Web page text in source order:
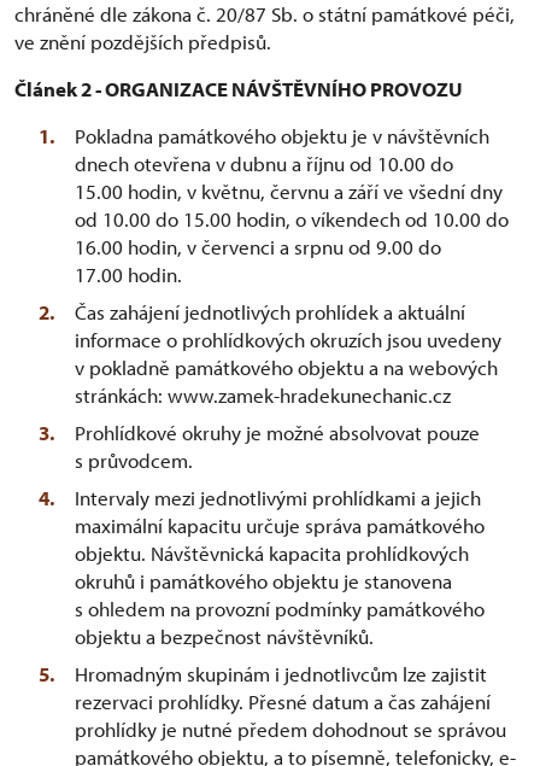
chráněné dle zákona č. 20/87 Sb. o státní památkové péči,
ve znění pozdějších předpisů.
Článek 2 - ORGANIZACE NÁVŠTĚVNÍHO PROVOZU
Pokladna památkového objektu je v návštěvních
dnech otevřena v dubnu a říjnu od 10.00 do
15.00 hodin, v květnu, červnu a září ve všední dny
od 10.00 do 15.00 hodin, o víkendech od 10.00 do
16.00 hodin, v červenci a srpnu od 9.00 do
17.00 hodin.
Čas zahájení jednotlivých prohlídek a aktuální
informace o prohlídkových okruzích jsou uvedeny
v pokladně památkového objektu a na webových
stránkách: www.zamek-hradekunechanic.cz
Prohlídkové okruhy je možné absolvovat pouze
s průvodcem.
Intervaly mezi jednotlivými prohlídkami a jejich
maximální kapacitu určuje správa památkového
objektu. Návštěvnická kapacita prohlídkových
okruhů i památkového objektu je stanovena
s ohledem na provozní podmínky památkového
objektu a bezpečnost návštěvníků.
Hromadným skupinám i jednotlivcům lze zajistit
rezervaci prohlídky. Přesné datum a čas zahájení
prohlídky je nutné předem dohodnout se správou
památkového objektu, a to písemně, telefonicky, e-